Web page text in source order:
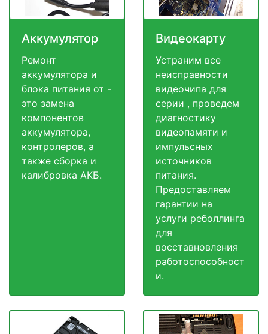
Аккумулятор
Ремонт
аккумулятора и
блока питания от -
это замена
компонентов
аккумулятора,
контролеров, а
также сборка и
калибровка АКБ.
Видеокарту
Устраним все
неисправности
видеочипа для
серии , проведем
диагностику
видеопамяти и
импульсных
источников
питания.
Предоставляем
гарантии на
услуги реболлинга
для
восставновления
работоспособност
и.